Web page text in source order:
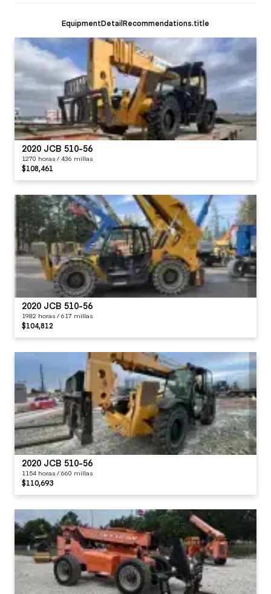
EquipmentDetailRecommendations.title
2020 JCB 510-56
1270 horas / 436 millas
$108,461
2020 JCB 510-56
1982 horas / 617 millas
$104,812
2020 JCB 510-56
1154 horas / 660 millas
$110,693